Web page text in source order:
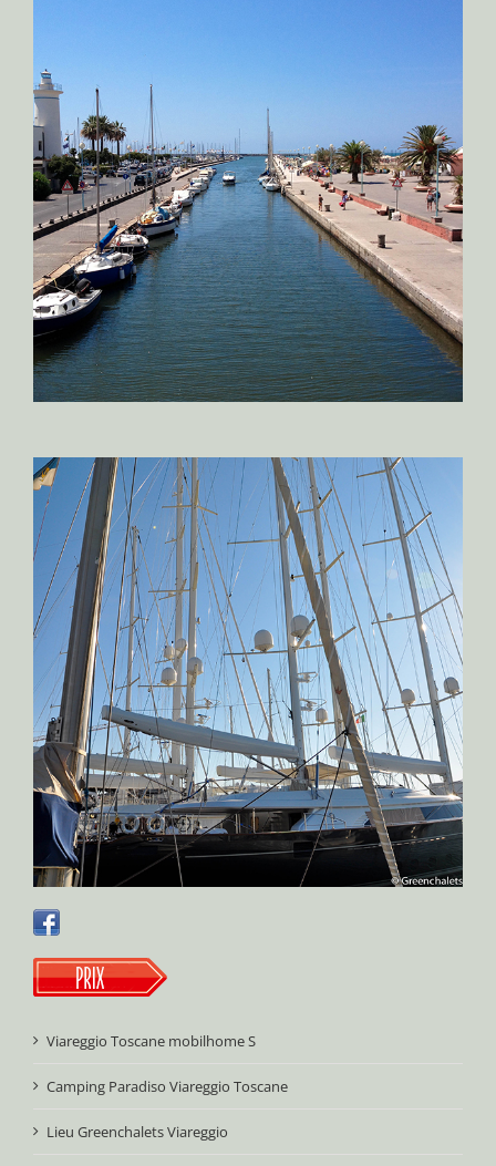
Viareggio Toscane mobilhome S
Camping Paradiso Viareggio Toscane
Lieu Greenchalets Viareggio